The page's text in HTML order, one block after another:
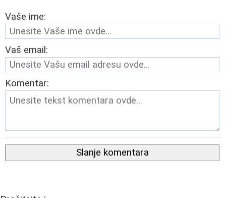
Vaše ime:
Vaš email:
Komentar:
Slanje komentara